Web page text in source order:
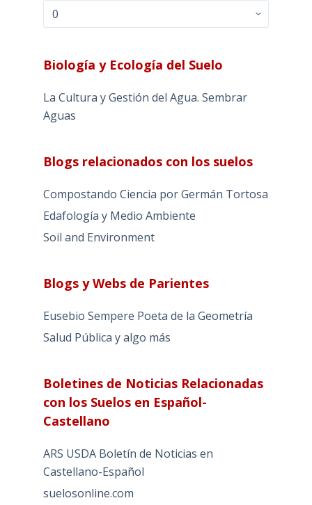
Archivos
Biología y Ecología del Suelo
La Cultura y Gestión del Agua. Sembrar
Aguas
Blogs relacionados con los suelos
Compostando Ciencia por Germán Tortosa
Edafología y Medio Ambiente
Soil and Environment
Blogs y Webs de Parientes
Eusebio Sempere Poeta de la Geometría
Salud Pública y algo más
Boletines de Noticias Relacionadas
con los Suelos en Español-
Castellano
ARS USDA Boletín de Noticias en
Castellano-Español
suelosonline.com